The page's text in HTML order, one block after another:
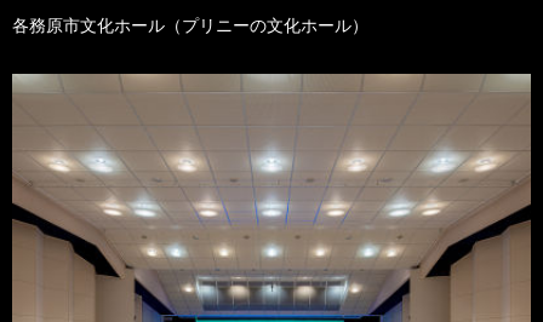
各務原市文化ホール（プリニーの文化ホール）